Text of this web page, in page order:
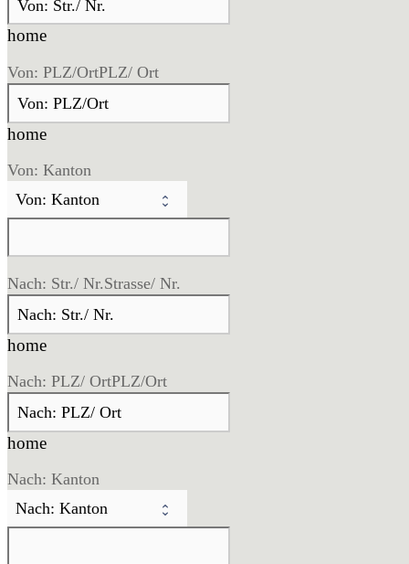
home
Von: PLZ/OrtPLZ/ Ort
home
Von: Kanton
Nach: Str./ Nr.Strasse/ Nr.
home
Nach: PLZ/ OrtPLZ/Ort
home
Nach: Kanton